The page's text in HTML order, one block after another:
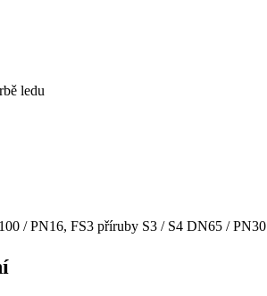
ledu
/ PN16, FS3 příruby S3 / S4 DN65 / PN30